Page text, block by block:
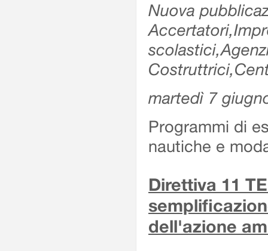
Nuova
martedì 7
Programmi di
nautiche e
Direttiva 11
dell'azione